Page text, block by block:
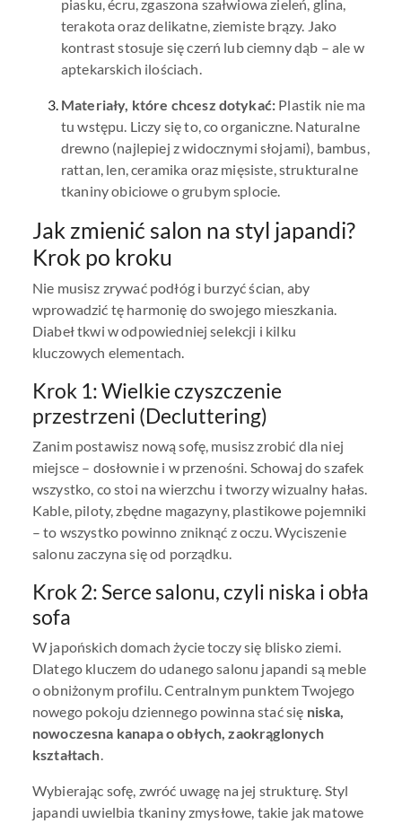
piasku, écru, zgaszona szałwiowa zieleń, glina,
terakota oraz delikatne, ziemiste brązy. Jako
kontrast stosuje się czerń lub ciemny dąb – ale w
aptekarskich ilościach.
Materiały, które chcesz dotykać: Plastik nie ma
tu wstępu. Liczy się to, co organiczne. Naturalne
drewno (najlepiej z widocznymi słojami), bambus,
rattan, len, ceramika oraz mięsiste, strukturalne
tkaniny obiciowe o grubym splocie.
Jak zmienić salon na styl japandi?
Krok po kroku
Nie musisz zrywać podłóg i burzyć ścian, aby
wprowadzić tę harmonię do swojego mieszkania.
Diabeł tkwi w odpowiedniej selekcji i kilku
kluczowych elementach.
Krok 1: Wielkie czyszczenie
przestrzeni (Decluttering)
Zanim postawisz nową sofę, musisz zrobić dla niej
miejsce – dosłownie i w przenośni. Schowaj do szafek
wszystko, co stoi na wierzchu i tworzy wizualny hałas.
Kable, piloty, zbędne magazyny, plastikowe pojemniki
– to wszystko powinno zniknąć z oczu. Wyciszenie
salonu zaczyna się od porządku.
Krok 2: Serce salonu, czyli niska i obła
sofa
W japońskich domach życie toczy się blisko ziemi.
Dlatego kluczem do udanego salonu japandi są meble
o obniżonym profilu. Centralnym punktem Twojego
nowego pokoju dziennego powinna stać się niska,
nowoczesna kanapa o obłych, zaokrąglonych
kształtach.
Wybierając sofę, zwróć uwagę na jej strukturę. Styl
japandi uwielbia tkaniny zmysłowe, takie jak matowe